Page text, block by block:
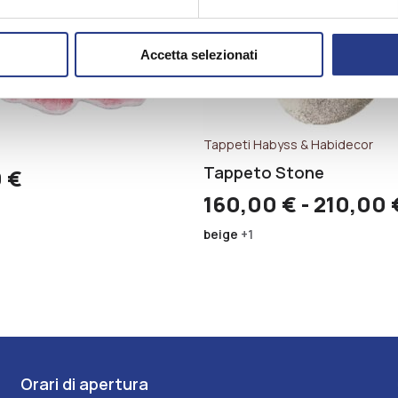
Accetta selezionati
€
Tappeti Habyss & Habidecor
Tappeto Stone
160,00 € - 210,00
beige +1
Orari di apertura